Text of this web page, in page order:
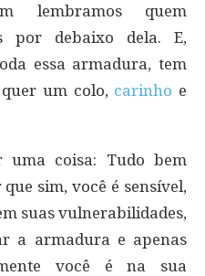
lembramos quem
por debaixo dela. E,
essa armadura, tem
um colo, carinho e
coisa: Tudo bem
sim, você é sensível,
suas vulnerabilidades,
a armadura e apenas
você é na sua